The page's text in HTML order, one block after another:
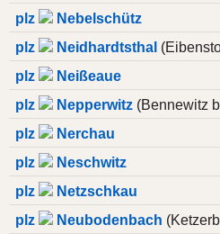
plz
Nebelschütz
plz
Neidhardtsthal
plz
Neißeaue
plz
Nepperwitz (Bennewitz
plz
Nerchau
plz
Neschwitz
plz
Netzschkau
plz
Neubodenbach